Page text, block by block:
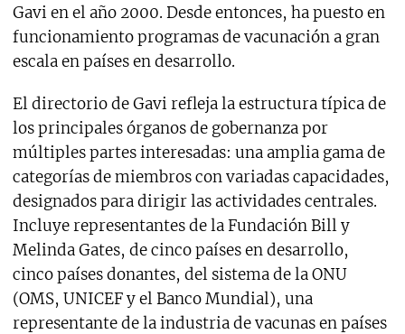
Gavi en el año 2000. Desde entonces, ha puesto en
funcionamiento programas de vacunación a gran
escala en países en desarrollo.
El directorio de Gavi refleja la estructura típica de
los principales órganos de gobernanza por
múltiples partes interesadas: una amplia gama de
categorías de miembros con variadas capacidades,
designados para dirigir las actividades centrales.
Incluye representantes de la Fundación Bill y
Melinda Gates, de cinco países en desarrollo,
cinco países donantes, del sistema de la ONU
(OMS, UNICEF y el Banco Mundial), una
representante de la industria de vacunas en países